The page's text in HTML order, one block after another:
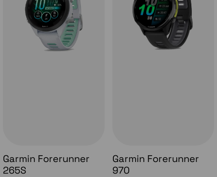
Garmin Forerunner
265S
Garmin Forerunner
970